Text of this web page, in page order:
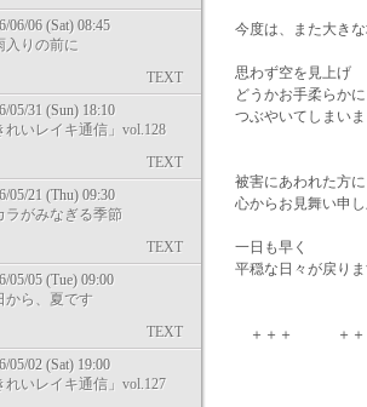
06/06 (Sat) 08:45
入りの前に
TEXT
05/31 (Sun) 18:10
れいレイキ通信」vol.128
TEXT
05/21 (Thu) 09:30
ラがみなぎる季節
TEXT
05/05 (Tue) 09:00
から、夏です
TEXT
05/02 (Sat) 19:00
れいレイキ通信」vol.127
今度は、また大き
思わず空を見上げ
どうかお手柔らか
つぶやいてしまい
被害にあわれた方に
心からお見舞い申
一日も早く
平穏な日々が戻り
＋＋＋ ＋＋